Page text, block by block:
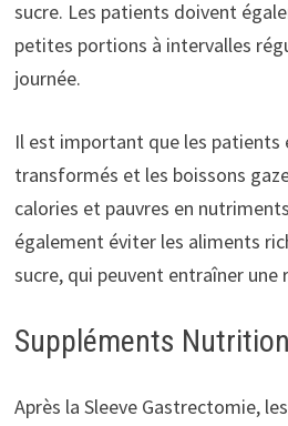
sucre. Les patients doivent
petites portions à intervalles
journée.
Il est important que les patients
transformés et les boissons
calories et pauvres en
également éviter les aliments
sucre, qui peuvent entraîner une
Suppléments
Après la Sleeve Gastrectomie,